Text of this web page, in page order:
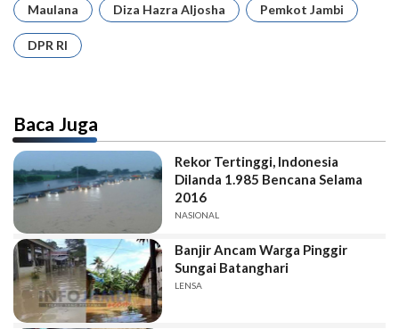
Maulana Diza Hazra Aljosha Pemkot Jambi
DPR RI
Baca Juga
Rekor Tertinggi, Indonesia
Dilanda 1.985 Bencana Selama
2016
NASIONAL
Banjir Ancam Warga Pinggir
Sungai Batanghari
LENSA